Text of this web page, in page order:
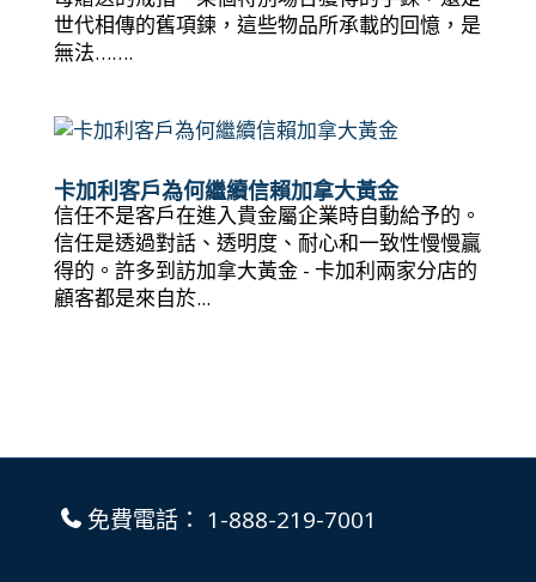
世代相傳的舊項鍊，這些物品所承載的回憶，是
無法…….
卡加利客戶為何繼續信賴加拿大黃金
信任不是客戶在進入貴金屬企業時自動給予的。
信任是透過對話、透明度、耐心和一致性慢慢贏
得的。許多到訪加拿大黃金 - 卡加利兩家分店的
顧客都是來自於...
免費電話： 1-888-219-7001